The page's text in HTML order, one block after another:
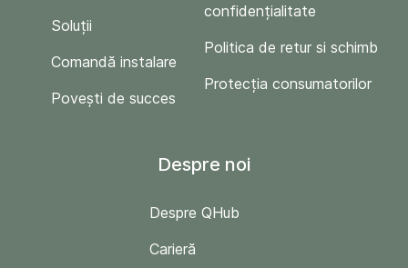
Soluții
Comandă instalare
Povești de succes
confidențialitate
Politica de retur si schimb
Protecția consumatorilor
Despre noi
Despre QHub
Carieră